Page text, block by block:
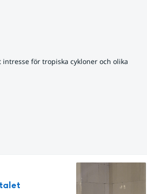
för tropiska cykloner och olika